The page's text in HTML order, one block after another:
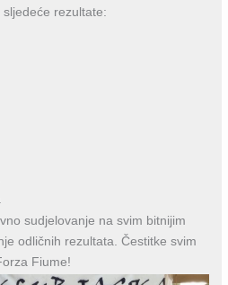
rezultate:
sudjelovanje na svim bitnijim
odličnih rezultata. Čestitke svim
Fiume!